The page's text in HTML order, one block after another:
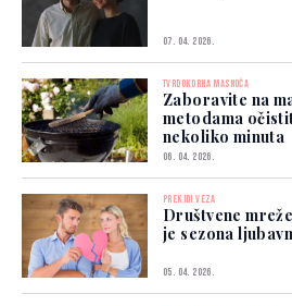
07. 04. 2026.
TVRDOKORNA MASNOĆA
Zaboravite na
metodama
nekoliko minuta
06. 04. 2026.
PREKIDI VEZA
Društvene
je sezona
05. 04. 2026.